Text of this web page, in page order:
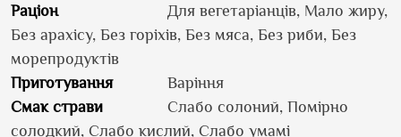
Раціон
Для вегетаріанців, Мало жиру,
Без арахісу, Без горіхів, Без мяса, Без риби, Без
морепродуктів
Приготування
Варіння
Смак страви
Слабо солоний, Помірно
солодкий, Слабо кислий, Слабо умамі